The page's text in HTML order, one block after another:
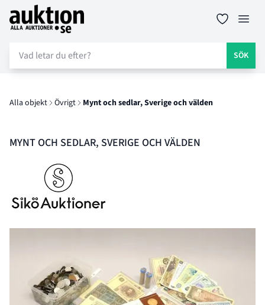
Auktion.se
SÖK
Alla objekt Övrigt Mynt och sedlar, Sverige och välden
MYNT OCH SEDLAR, SVERIGE OCH VÄLDEN